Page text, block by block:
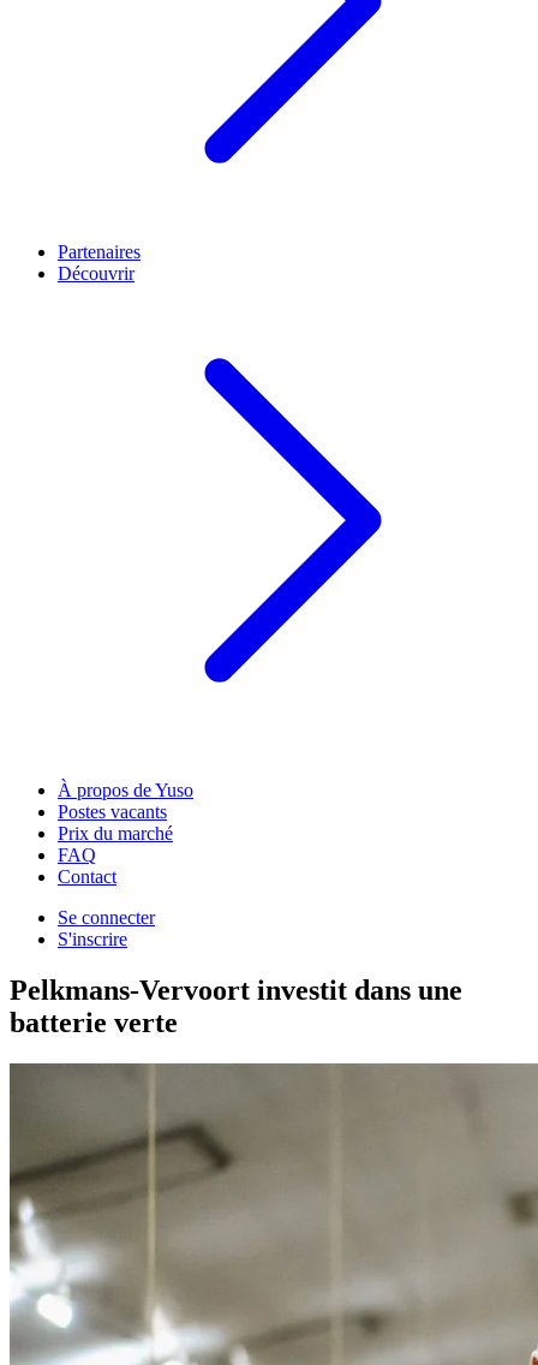
Partenaires
Découvrir
À propos de Yuso
Postes vacants
Prix du marché
FAQ
Contact
Se connecter
S'inscrire
Pelkmans-Vervoort investit dans une
batterie verte